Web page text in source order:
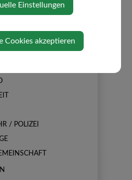
SCHULEN
/ POLIZEI
Einstellungen
Cookies akzeptieren